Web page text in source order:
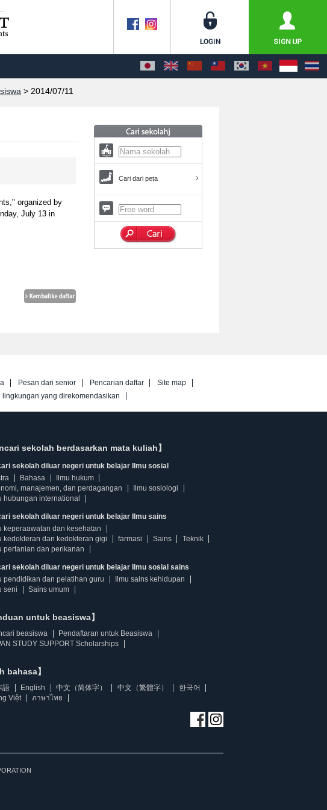
> 2014/07/11
organized by
July 13 in
Cari dari peta
Pesan dari senior Pencarian daftar
Site map
lingkungan yang direkomendasikan
sekolah berdasarkan mata kuliah】
sekolah diluar negeri untuk belajar Ilmu sosial
Bahasa
Ilmu hukum
manajemen, dan perdagangan
Ilmu sosiologi
hubungan international
sekolah diluar negeri untuk belajar Ilmu sains
keperaawatan dan kesehatan
kedokteran dan kedokteran gigi
farmasi Sains
Teknik
pertanian dan perikanan
sekolah diluar negeri untuk belajar Ilmu sosial sains
pendidikan dan pelatihan guru
Ilmu sains kehidupan
seni
Sains umum
untuk beasiswa】
beasiswa
Pendaftaran untuk Beasiswa
STUDY SUPPORT Scholarships
bahasa】
語 English 中文（简体字） 中文（繁體字）
한국어
Việt
ภาษาไทย